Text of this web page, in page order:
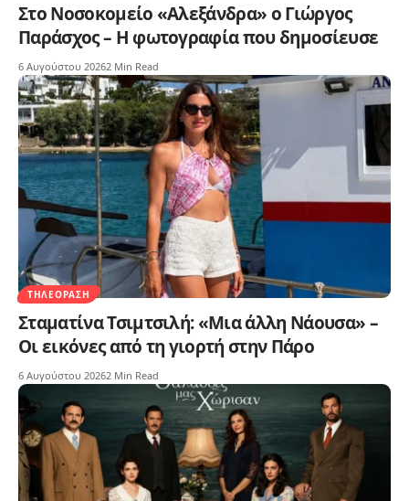
Στο Νοσοκομείο «Αλεξάνδρα» ο Γιώργος
Παράσχος – Η φωτογραφία που δημοσίευσε
6 Αυγούστου 20262 Min Read
ΤΗΛΕΌΡΑΣΗ
Σταματίνα Τσιμτσιλή: «Μια άλλη Νάουσα» –
Οι εικόνες από τη γιορτή στην Πάρο
6 Αυγούστου 20262 Min Read